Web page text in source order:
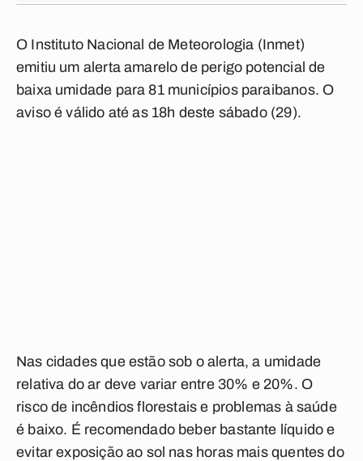
O Instituto Nacional de Meteorologia (Inmet)
emitiu um alerta amarelo de perigo potencial de
baixa umidade para 81 municípios paraibanos. O
aviso é válido até as 18h deste sábado (29).
Nas cidades que estão sob o alerta, a umidade
relativa do ar deve variar entre 30% e 20%. O
risco de incêndios florestais e problemas à saúde
é baixo. É recomendado beber bastante líquido e
evitar exposição ao sol nas horas mais quentes do